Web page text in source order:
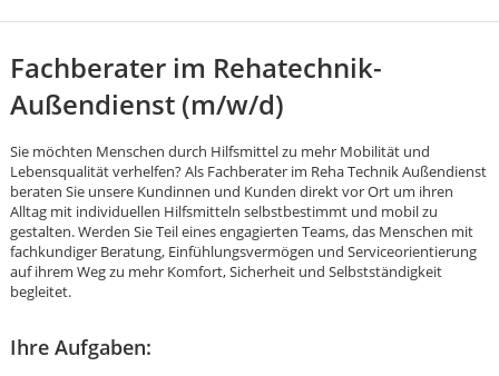
Fachberater im Rehatechnik-
Außendienst (m/w/d)
Sie möchten Menschen durch Hilfsmittel zu mehr Mobilität und
Lebensqualität verhelfen? Als Fachberater im Reha Technik Außendienst
beraten Sie unsere Kundinnen und Kunden direkt vor Ort um ihren
Alltag mit individuellen Hilfsmitteln selbstbestimmt und mobil zu
gestalten. Werden Sie Teil eines engagierten Teams, das Menschen mit
fachkundiger Beratung, Einfühlungsvermögen und Serviceorientierung
auf ihrem Weg zu mehr Komfort, Sicherheit und Selbstständigkeit
begleitet.
Ihre Aufgaben: